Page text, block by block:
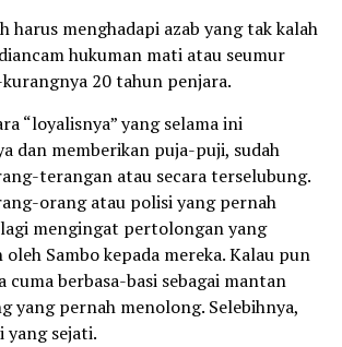
harus menghadapi azab yang tak kalah
hukuman mati atau seumur
20 tahun penjara.
“loyalisnya” yang selama ini
dan memberikan puja-puji, sudah
terangan atau secara terselubung.
orang atau polisi yang pernah
mengingat pertolongan yang
Sambo kepada mereka. Kalau pun
cuma berbasa-basi sebagai mantan
yang pernah menolong. Selebihnya,
yang sejati.